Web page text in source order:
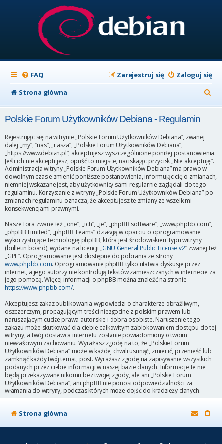
FAQ Zaloguj się
Zarejestruj się
Strona główna
z
j
Polskie Forum Użytkowników Debiana - Regulamin
Rejestrując się na witrynie „Polskie Forum Użytkowników Debiana”, zwanej
dalej „my”, ”nas”, „nasza”, „Polskie Forum Użytkowników Debiana”,
„https://www.debian.pl”, akceptujesz wyszczególnione poniżej postanowienia.
Jeśli ich nie akceptujesz, opuść to miejsce, naciskając przycisk „Nie akceptuję”.
Administracja witryny „Polskie Forum Użytkowników Debiana” ma prawo w
dowolnym czasie zmienić poniższe postanowienia, informując cię o zmianach,
niemniej wskazane jest, aby użytkownicy sami regularnie zaglądali do tego
regulaminu. Korzystanie z witryny „Polskie Forum Użytkowników Debiana” po
zmianach regulaminu oznacza, że akceptujesz te zmiany ze wszelkimi
konsekwencjami prawnymi.
Nasze fora zwane też „one”, „ich”, „je”, „phpBB software”, „www.phpbb.com”,
„phpBB Limited”, „phpBB Teams” działają w oparciu o oprogramowanie
wykorzystujące technologię phpBB, która jest środowiskiem typu witryny
(bulletin board), wydane na licencji „GNU General Public License v2” zwanej też
„GPL”. Oprogramowanie jest dostępne do pobrania ze strony
www.phpbb.com. Oprogramowanie phpBB tylko ułatwia dyskusje przez
internet, a jego autorzy nie kontrolują tekstów zamieszczanych w internecie za
jego pomocą. Więcej informacji o phpBB można znaleźć na stronie
https://www.phpbb.com/.
Akceptujesz zakaz publikowania wypowiedzi o charakterze obraźliwym,
oszczerczym, propagującym treści niezgodne z polskim prawem lub
naruszającym cudze prawa autorskie i dobra osobiste. Naruszenie tego
zakazu może skutkować dla ciebie całkowitym zablokowaniem dostępu do tej
witryny, a twój dostawca internetu zostanie powiadomiony o twoim
niewłaściwym zachowaniu. Wyrażasz zgodę na to, że „Polskie Forum
Użytkowników Debiana” może w każdej chwili usunąć, zmienić, przenieść lub
zamknąć każdy twój temat, post. Wyrażasz zgodę na zapisywanie wszystkich
podanych przez ciebie informacji w naszej bazie danych. Informacje te nie
będą przekazywane nikomu bez twojej zgody, ale ani „Polskie Forum
Użytkowników Debiana”, ani phpBB nie ponosi odpowiedzialności za
włamania do witryny, podczas których może dojść do kradzieży danych.
Strona główna